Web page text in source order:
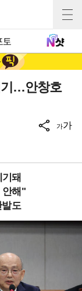
토
…안창호
가가
돼
해"
도